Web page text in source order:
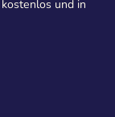
und in